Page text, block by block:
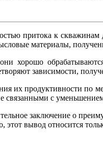
притока к
материалы,
хорошо
зависимости,
их продуктивности по
с
заключение о
вывод относится